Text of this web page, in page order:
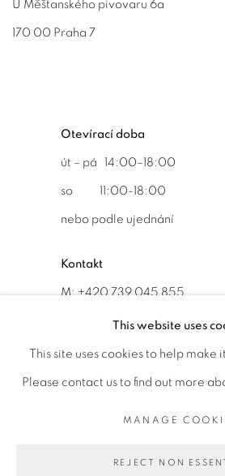
U Měšťanského pivovaru 6a
170 00 Praha 7
Otevírací doba
út – pá 14:00–18:00
so 11:00-18:00
nebo podle ujednání
Kontakt
M: +420 739 045 855
info@boldgallery.art
AUTORSKÁ PRÁVA VYHRAZENA ©
This website uses
This site uses cookies to help make
Please contact us to find out more
MANAGE
REJECT NON